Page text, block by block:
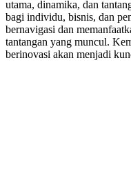
utama, dinamika, dan
bagi individu, bisnis, dan
bernavigasi dan
tantangan yang muncul.
berinovasi akan menjadi